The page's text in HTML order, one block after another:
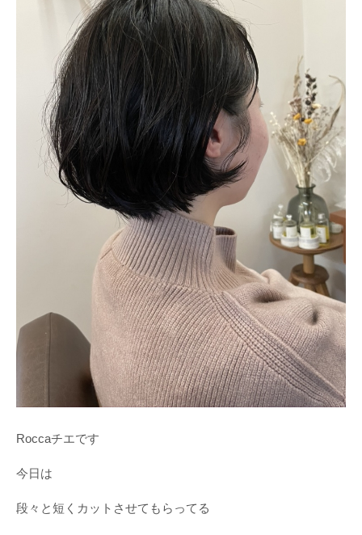
Roccaチエです
今日は
段々と短くカットさせてもらってる